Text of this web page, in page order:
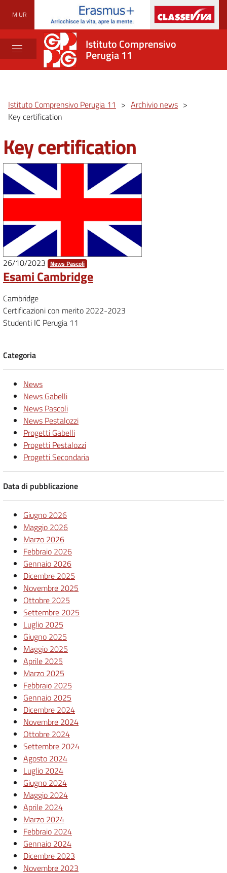
MIUR
Istituto Comprensivo
Perugia 11
Istituto Comprensivo Perugia 11 > Archivio news >
Key certification
Key certification
26/10/2023 News Pascoli
Esami Cambridge
Cambridge
Certificazioni con merito 2022-2023
Studenti IC Perugia 11
Categoria
News
News Gabelli
News Pascoli
News Pestalozzi
Progetti Gabelli
Progetti Pestalozzi
Progetti Secondaria
Data di pubblicazione
Giugno 2026
Maggio 2026
Marzo 2026
Febbraio 2026
Gennaio 2026
Dicembre 2025
Novembre 2025
Ottobre 2025
Settembre 2025
Luglio 2025
Giugno 2025
Maggio 2025
Aprile 2025
Marzo 2025
Febbraio 2025
Gennaio 2025
Dicembre 2024
Novembre 2024
Ottobre 2024
Settembre 2024
Agosto 2024
Luglio 2024
Giugno 2024
Maggio 2024
Aprile 2024
Marzo 2024
Febbraio 2024
Gennaio 2024
Dicembre 2023
Novembre 2023